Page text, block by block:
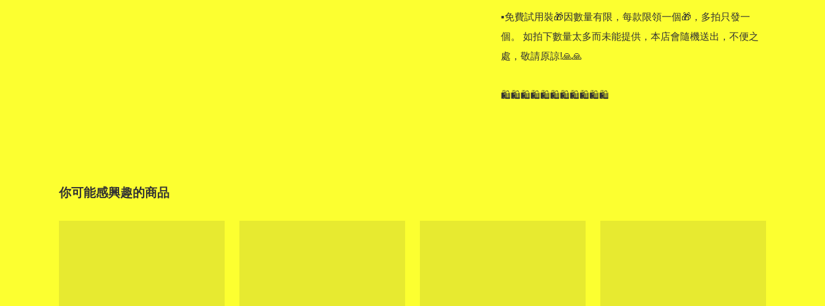
▪免費試用裝🎁因數量有限，每款限領一個🎁，多拍只發一
個。 如拍下數量太多而未能提供，本店會隨機送出，不便之
處，敬請原諒!🙏🙏
🛍🛍🛍🛍🛍🛍🛍🛍🛍🛍🛍
你可能感興趣的商品